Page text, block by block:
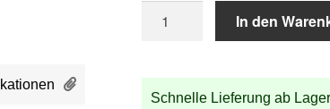
STRIDA
EVO
In den
Schnelle Lieferung ab